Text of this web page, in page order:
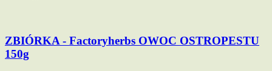
ZBIÓRKA - Factoryherbs OWOC OSTROPESTU
150g